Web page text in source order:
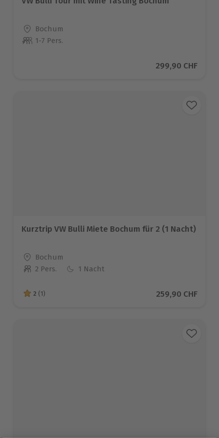
Standort
Bochum
Anzahl der Teilnehmer
1-7 Pers.
Aktueller Preis
299,90 CHF
Kurztrip VW Bulli Miete Bochum für 2 (1 Nacht)
Standort
Bochum
Anzahl der Teilnehmer
2 Pers. 1 Nacht
2 von 5 Sternen basierend auf 1 Bewertungen
2 (1) Aktueller Preis
259,90 CHF